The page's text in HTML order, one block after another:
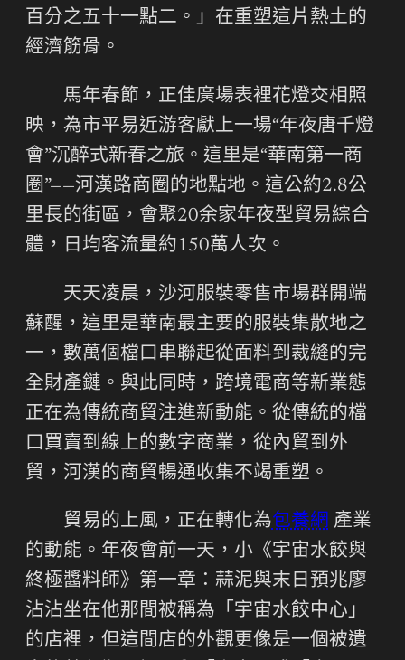
百分之五十一點二。」在重塑這片熱土的
經濟筋骨。
馬年春節，正佳廣場表裡花燈交相照
映，為市平易近游客獻上一場“年夜唐千燈
會”沉醉式新春之旅。這里是“華南第一商
圈”——河漢路商圈的地點地。這公約2.8公
里長的街區，會聚20余家年夜型貿易綜合
體，日均客流量約150萬人次。
天天凌晨，沙河服裝零售市場群開端
蘇醒，這里是華南最主要的服裝集散地之
一，數萬個檔口串聯起從面料到裁縫的完
全財產鏈。與此同時，跨境電商等新業態
正在為傳統商貿注進新動能。從傳統的檔
口買賣到線上的數字商業，從內貿到外
貿，河漢的商貿暢通收集不竭重塑。
貿易的上風，正在轉化為包養網 產業
的動能。年夜會前一天，小《宇宙水餃與
終極醬料師》第一章：蒜泥與末日預兆廖
沾沾坐在他那間被稱為「宇宙水餃中心」
的店裡，但這間店的外觀更像是一個被遺